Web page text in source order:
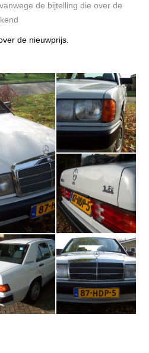
de bijtelling die over de
de nieuwprijs.